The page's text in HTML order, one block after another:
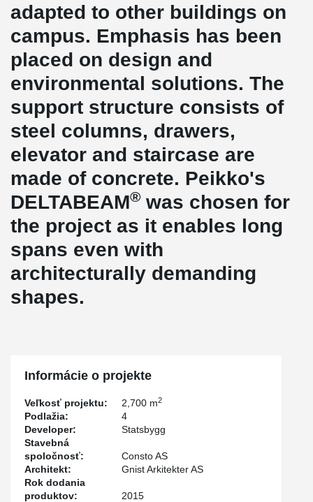
adapted to other buildings on
campus. Emphasis has been
placed on design and
environmental solutions. The
support structure consists of
steel columns, drawers,
elevator and staircase are
made of concrete. Peikko's
DELTABEAM® was chosen for
the project as it enables long
spans even with
architecturally demanding
shapes.
Informácie o projekte
Veľkosť projektu: 2,700 m2
Podlažia:
4
Developer:
Statsbygg
Stavebná
spoločnosť:
Consto AS
Architekt:
Gnist Arkitekter AS
Rok dodania
produktov:
2015